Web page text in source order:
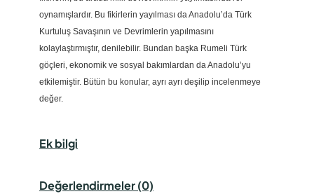
oynamışlardır. Bu fikirlerin yayılması da Anadolu’da Türk
Kurtuluş Savaşının ve Devrimlerin yapılmasını
kolaylaştırmıştır, denilebilir. Bundan başka Rumeli Türk
göçleri, ekonomik ve sosyal bakımlardan da Anadolu’yu
etkilemiştir. Bütün bu konular, ayrı ayrı deşilip incelenmeye
değer.
Ek bilgi
Değerlendirmeler (0)